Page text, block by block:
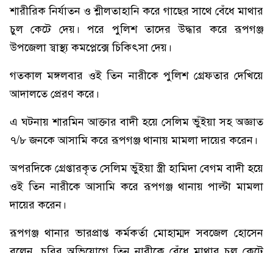
শারীরিক নির্যাতন ও শ্লীলতাহানি করে গাছের সাথে বেঁধে মাথার
চুল কেটে দেয়। পরে পুলিশ তাদের উদ্ধার করে রূপগঞ্জ
উপজেলা স্বাস্থ্য কমপ্লেক্সে চিকিৎসা দেয়।
গতকাল মঙ্গলবার ওই তিন নারীকে পুলিশ গ্রেফতার দেখিয়ে
আদালতে প্রেরণ করে।
এ ঘটনায় শারমিন আক্তার বাদী হয়ে সেলিম ভুঁইয়া সহ অজ্ঞাত
৭/৮ জনকে আসামি করে রূপগঞ্জ থানায় মামলা দায়ের করেন।
অপরদিকে গ্রেপ্তারকৃত সেলিম ভুঁইয়া স্ত্রী হামিদা বেগম বাদী হয়ে
ওই তিন নারীকে আসামি করে রূপগঞ্জ থানায় পাল্টা মামলা
দায়ের করেন।
রূপগঞ্জ থানার ভারপ্রাপ্ত কর্মকর্তা মোহাম্মদ সবজেল হোসেন